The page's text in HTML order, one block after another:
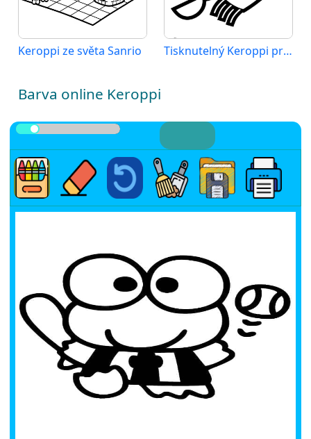
Keroppi ze světa Sanrio Tisknutelný Keroppi pro děti
Barva online Keroppi